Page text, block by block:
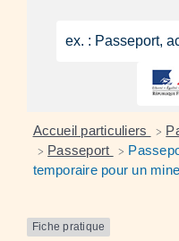
Accueil particuliers >
> Passeport >
temporaire pour un
Fiche pratique